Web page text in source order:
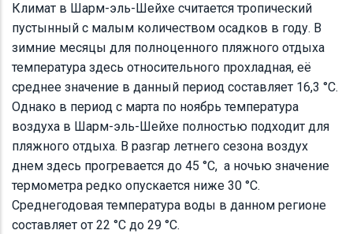
Климат в Шарм-эль-Шейхе считается тропический
пустынный с малым количеством осадков в году. В
зимние месяцы для полноценного пляжного отдыха
температура здесь относительного прохладная, её
среднее значение в данный период составляет 16,3 °C.
Однако в период с марта по ноябрь температура
воздуха в Шарм-эль-Шейхе полностью подходит для
пляжного отдыха. В разгар летнего сезона воздух
днем здесь прогревается до 45 °C, а ночью значение
термометра редко опускается ниже 30 °C.
Среднегодовая температура воды в данном регионе
составляет от 22 °C до 29 °C.